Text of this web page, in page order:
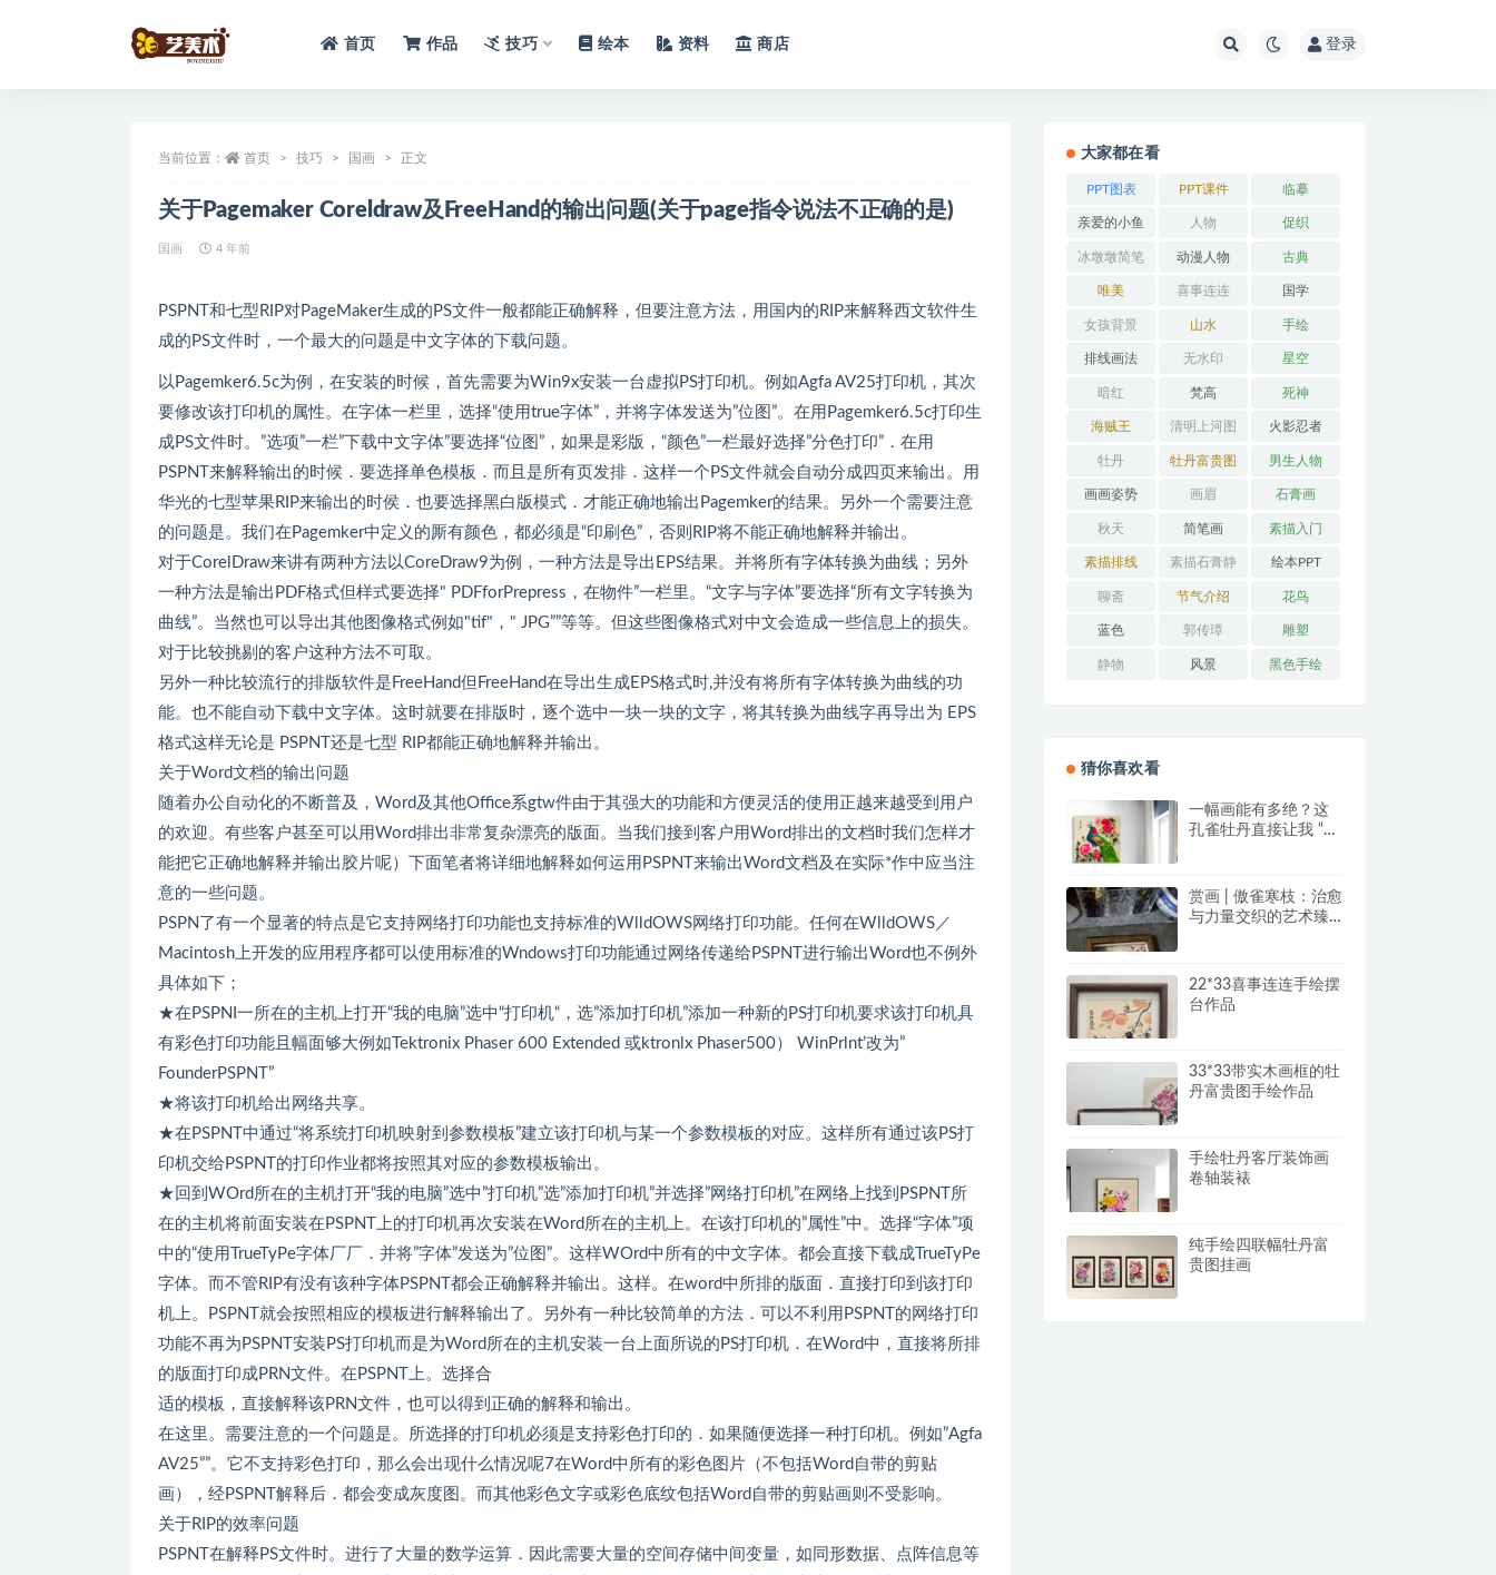
首页 作品 技巧 绘本 资料 商店 登录
当前位置： 首页 技巧 国画 正文
关于Pagemaker Coreldraw及FreeHand的输出问题(关于page指令说法不正确的是)
国画 4 年前
PSPNT和七型RIP对PageMaker生成的PS文件一般都能正确解释，但要注意方法，用国内的RIP来解释西文软件生
成的PS文件时，一个最大的问题是中文字体的下载问题。
以Pagemker6.5c为例，在安装的时候，首先需要为Win9x安装一台虚拟PS打印机。例如Agfa AV25打印机，其次
要修改该打印机的属性。在字体一栏里，选择“使用true字体”，并将字体发送为”位图”。在用Pagemker6.5c打印生
成PS文件时。”选项”一栏”下载中文字体”要选择“位图”，如果是彩版，“颜色”一栏最好选择”分色打印”．在用
PSPNT来解释输出的时候．要选择单色模板．而且是所有页发排．这样一个PS文件就会自动分成四页来输出。用
华光的七型苹果RIP来输出的时侯．也要选择黑白版模式．才能正确地输出Pagemker的结果。另外一个需要注意
的问题是。我们在Pagemker中定义的厮有颜色，都必须是“印刷色”，否则RIP将不能正确地解释并输出。
对于CorelDraw来讲有两种方法以CoreDraw9为例，一种方法是导出EPS结果。并将所有字体转换为曲线；另外
一种方法是输出PDF格式但样式要选择" PDFforPrepress，在物件”一栏里。“文字与字体”要选择“所有文字转换为
曲线”。当然也可以导出其他图像格式例如"tif"，" JPG””等等。但这些图像格式对中文会造成一些信息上的损失。
对于比较挑剔的客户这种方法不可取。
另外一种比较流行的排版软件是FreeHand但FreeHand在导出生成EPS格式时,并没有将所有字体转换为曲线的功
能。也不能自动下载中文字体。这时就要在排版时，逐个选中一块一块的文字，将其转换为曲线字再导出为 EPS
格式这样无论是 PSPNT还是七型 RIP都能正确地解释并输出。
关于Word文档的输出问题
随着办公自动化的不断普及，Word及其他Office系gtw件由于其强大的功能和方便灵活的使用正越来越受到用户
的欢迎。有些客户甚至可以用Word排出非常复杂漂亮的版面。当我们接到客户用Word排出的文档时我们怎样才
能把它正确地解释并输出胶片呢）下面笔者将详细地解释如何运用PSPNT来输出Word文档及在实际*作中应当注
意的一些问题。
PSPN了有一个显著的特点是它支持网络打印功能也支持标准的WlldOWS网络打印功能。任何在WlldOWS／
Macintosh上开发的应用程序都可以使用标准的Wndows打印功能通过网络传递给PSPNT进行输出Word也不例外
具体如下；
★在PSPNI一所在的主机上打开“我的电脑”选中“打印机“，选”添加打印机”添加一种新的PS打印机要求该打印机具
有彩色打印功能且幅面够大例如Tektronix Phaser 600 Extended 或ktronlx Phaser500） WinPrlnt’改为”
FounderPSPNT”
★将该打印机给出网络共享。
★在PSPNT中通过“将系统打印机映射到参数模板”建立该打印机与某一个参数模板的对应。这样所有通过该PS打
印机交给PSPNT的打印作业都将按照其对应的参数模板输出。
★回到WOrd所在的主机打开“我的电脑”选中”打印机”选”添加打印机”并选择”网络打印机”在网络上找到PSPNT所
在的主机将前面安装在PSPNT上的打印机再次安装在Word所在的主机上。在该打印机的”属性”中。选择“字体”项
中的“使用TrueTyPe字体厂厂．并将”字体”发送为”位图”。这样WOrd中所有的中文字体。都会直接下载成TrueTyPe
字体。而不管RIP有没有该种字体PSPNT都会正确解释并输出。这样。在word中所排的版面．直接打印到该打印
机上。PSPNT就会按照相应的模板进行解释输出了。另外有一种比较简单的方法．可以不利用PSPNT的网络打印
功能不再为PSPNT安装PS打印机而是为Word所在的主机安装一台上面所说的PS打印机．在Word中，直接将所排
的版面打印成PRN文件。在PSPNT上。选择合
适的模板，直接解释该PRN文件，也可以得到正确的解释和输出。
在这里。需要注意的一个问题是。所选择的打印机必须是支持彩色打印的．如果随便选择一种打印机。例如”Agfa
AV25””。它不支持彩色打印，那么会出现什么情况呢7在Word中所有的彩色图片（不包括Word自带的剪贴
画），经PSPNT解释后．都会变成灰度图。而其他彩色文字或彩色底纹包括Word自带的剪贴画则不受影响。
关于RIP的效率问题
PSPNT在解释PS文件时。进行了大量的数学运算．因此需要大量的空间存储中间变量，如同形数据、点阵信息等
大家都在看
PPT图表 PPT课件 临摹
亲爱的小鱼 人物 促织
冰墩墩简笔
画
动漫人物 古典
唯美 喜事连连 国学
女孩背景 山水 手绘
排线画法 无水印 星空
暗红 梵高 死神
海贼王 清明上河图 火影忍者
牡丹 牡丹富贵图 男生人物
画画姿势 画眉 石膏画
秋天 简笔画 素描入门
素描排线 素描石膏静
物
绘本PPT
聊斋 节气介绍 花鸟
蓝色 郭传璋 雕塑
静物 风景 黑色手绘
猜你喜欢看
一幅画能有多绝？这
孔雀牡丹直接让我 “哇
赏画 | 傲雀寒枝：治愈
与力量交织的艺术臻
22*33喜事连连手绘摆
台作品
33*33带实木画框的牡
丹富贵图手绘作品
手绘牡丹客厅装饰画
卷轴装裱
纯手绘四联幅牡丹富
贵图挂画